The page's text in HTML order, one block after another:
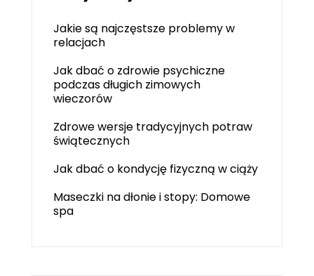
Jakie są najczęstsze problemy w
relacjach
Jak dbać o zdrowie psychiczne
podczas długich zimowych
wieczorów
Zdrowe wersje tradycyjnych potraw
świątecznych
Jak dbać o kondycję fizyczną w ciąży
Maseczki na dłonie i stopy: Domowe
spa